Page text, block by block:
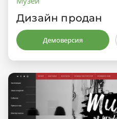
Дизайн продан
Демоверсия